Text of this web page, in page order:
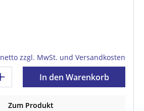
netto zzgl. MwSt. und Versandkosten
In den Warenkorb
Zum Produkt